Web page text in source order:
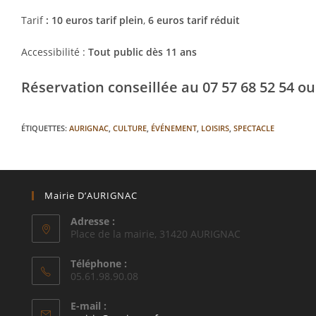
Tarif : 10 euros tarif plein, 6 euros tarif réduit
Accessibilité : Tout public dès 11 ans
Réservation conseillée au 07 57 68 52 54
ÉTIQUETTES: AURIGNAC, CULTURE, ÉVÉNEMENT, LOISIRS, SPECTACLE
Mairie D’AURIGNAC
Adresse :
Place de la mairie, 31420 AURIGNAC
Téléphone :
05.61.98.90.08
E-mail :